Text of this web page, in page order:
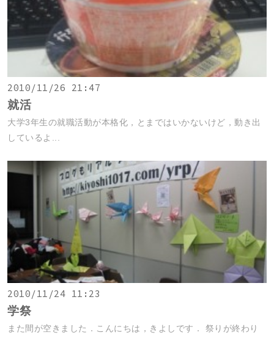
2010/11/26 21:47
就活
大学3年生の就職活動が本格化，とまではいかないけど，動き出
しているよ...
2010/11/24 11:23
学祭
また間が空きました．こんにちは，きよしです． 祭りが終わり